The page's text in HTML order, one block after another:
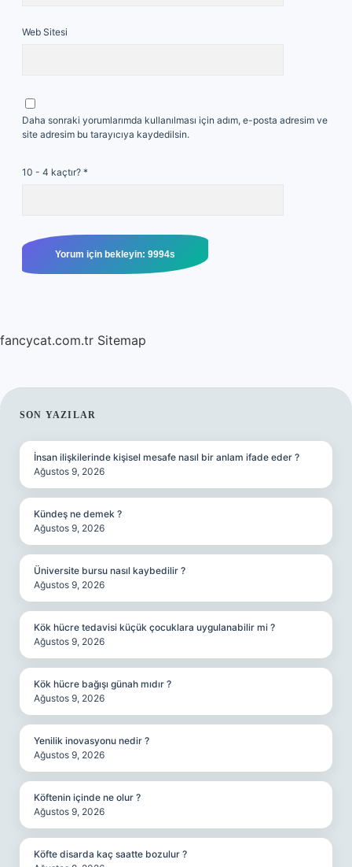
Web Sitesi
Daha sonraki yorumlarımda kullanılması için adım, e-posta adresim ve
site adresim bu tarayıcıya kaydedilsin.
10 - 4 kaçtır? *
fancycat.com.tr Sitemap
SIDEBAR
SON YAZILAR
İnsan ilişkilerinde kişisel mesafe nasıl bir anlam ifade eder ?
Ağustos 9, 2026
Kündeş ne demek ?
Ağustos 9, 2026
Üniversite bursu nasıl kaybedilir ?
Ağustos 9, 2026
Kök hücre tedavisi küçük çocuklara uygulanabilir mi ?
Ağustos 9, 2026
Kök hücre bağışı günah mıdır ?
Ağustos 9, 2026
Yenilik inovasyonu nedir ?
Ağustos 9, 2026
Köftenin içinde ne olur ?
Ağustos 9, 2026
Köfte disarda kaç saatte bozulur ?